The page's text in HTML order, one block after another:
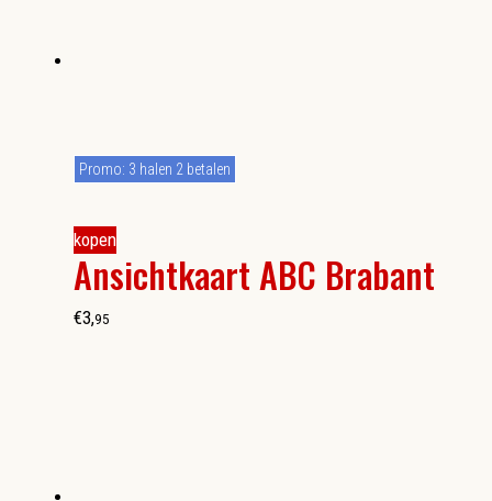
kopen
Ansichtkaart ABC Brabant
Promo: 3 halen 2 betalen
€3,95